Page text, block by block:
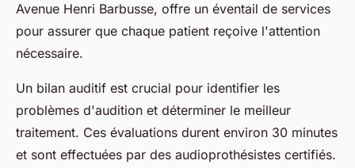
Avenue Henri Barbusse, offre un éventail de services
pour assurer que chaque patient reçoive l'attention
nécessaire.
Un bilan auditif est crucial pour identifier les
problèmes d'audition et déterminer le meilleur
traitement. Ces évaluations durent environ 30 minutes
et sont effectuées par des audioprothésistes certifiés.